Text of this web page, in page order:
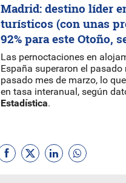
Madrid: destino líder
turísticos (con unas
92% para este Otoño,
Las pernoctaciones en
España superaron el
pasado mes de marzo, lo
en tasa interanual, según
Estadística.